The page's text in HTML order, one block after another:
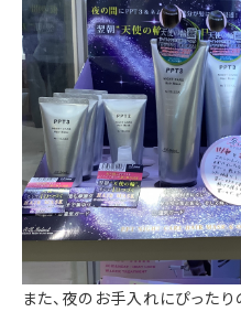
また、夜のお手入れにぴった